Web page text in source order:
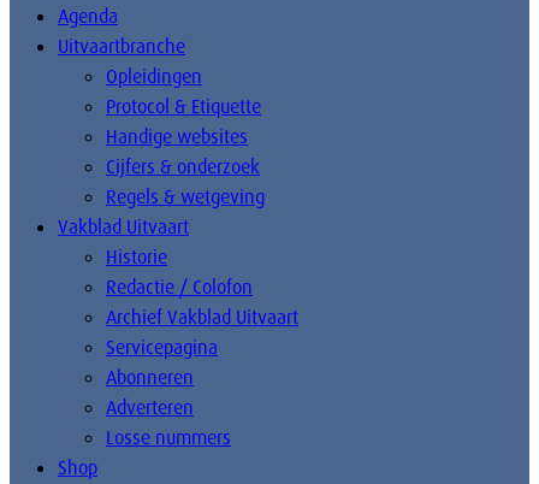
Agenda
Uitvaartbranche
Opleidingen
Protocol & Etiquette
Handige websites
Cijfers & onderzoek
Regels & wetgeving
Vakblad Uitvaart
Historie
Redactie / Colofon
Archief Vakblad Uitvaart
Servicepagina
Abonneren
Adverteren
Losse nummers
Shop